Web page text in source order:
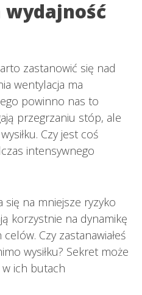
zastanowić się nad
wentylacja ma
powinno nas to
przegrzaniu stóp, ale
Czy jest coś
intensywnego
się na mniejsze ryzyko
korzystnie na dynamikę
Czy zastanawiałeś
wysiłku? Sekret może
ich butach